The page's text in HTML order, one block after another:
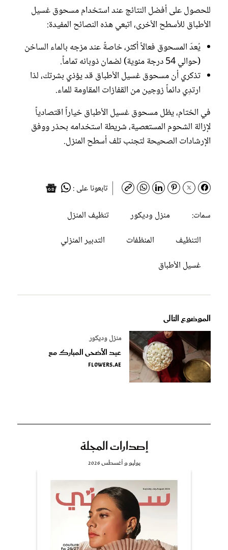
للحصول على أفضل النتائج عند استخدام مسحوق غسيل
الأطباق للأسطح الأخرى، اتبعي هذه النصائح المفيدة:
يُعدّ المسحوق فعالاً أكثر، خاصةً عند مزجه بالماء الساخن
(حوالي 54 درجة مئوية) لضمان ذوبانه تماماً.
تذكري أن مسحوق غسيل الأطباق قد يؤذي بشرتك، لذا
ارتدِي دائماً زوجين من القفازات المقاومة للماء.
في الختام، يظل مسحوق غسيل الأطباق خياراً اقتصادياً
لإزالة الشحوم المستعصية، شريطة استخدامه بحذر ووفق
الإرشادات الصحيحة لتجنب تلف أسطح المنزل.
تابعونا على :
سمات:
منزل وديكور
تنظيف المنزل
التنظيف
المنظفات
التدبير المنزلي
غسيل الأطباق
الموضوع التالى
منزل وديكور
عيد الأضحى المبارك مع
Flowers.ae
إصدارات المجلة
يوليو و أغسطس 2026